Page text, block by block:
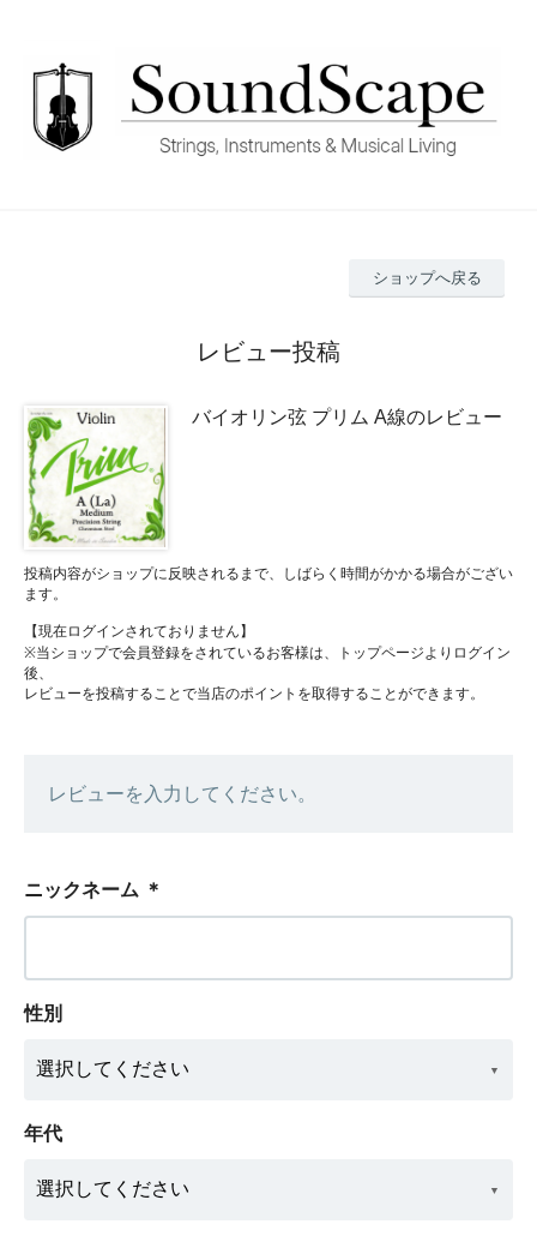
ショップへ戻る
レビュー投稿
バイオリン弦 プリム A線のレビュー
投稿内容がショップに反映されるまで、しばらく時間がかかる場合がござい
ます。
【現在ログインされておりません】
※当ショップで会員登録をされているお客様は、トップページよりログイン
後、
レビューを投稿することで当店のポイントを取得することができます。
レビューを入力してください。
ニックネーム ＊
性別
年代